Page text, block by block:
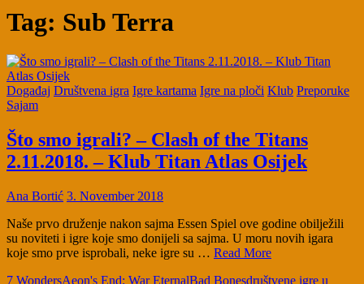
Tag: Sub Terra
Događaj Društvena igra Igre kartama Igre na ploči Klub Preporuke
Sajam
Što smo igrali? – Clash of the Titans
2.11.2018. – Klub Titan Atlas Osijek
Ana Bortić 3. November 2018
Naše prvo druženje nakon sajma Essen Spiel ove godine obilježili
su noviteti i igre koje smo donijeli sa sajma. U moru novih igara
koje smo prve isprobali, neke igre su … Read More
7 WondersAeon's End: War EternalBad Bonesdruštvene igre u